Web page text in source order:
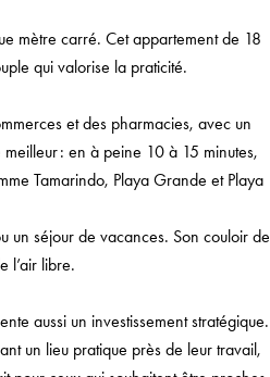
mètre carré. Cet appartement de 18
qui valorise la praticité.
et des pharmacies, avec un
: en à peine 10 à 15 minutes,
Tamarindo, Playa Grande et Playa
un séjour de vacances. Son couloir de
l’air libre.
aussi un investissement stratégique.
un lieu pratique près de leur travail,